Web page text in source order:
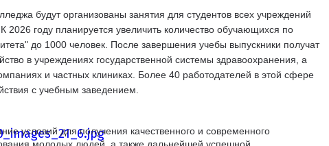
будут организованы занятия для студентов всех учреждений
2026 году планируется увеличить количество обучающихся по
до 1000 человек. После завершения учебы выпускники получат
в учреждениях государственной системы здравоохранения, а
и частных клиниках. Более 40 работодателей в этой сфере
с учебным заведением.
условий для получения качественного и современного